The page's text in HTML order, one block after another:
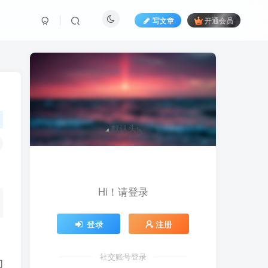
写文章 开通会员
Hi！请登录
登录 注册
社交账号登录